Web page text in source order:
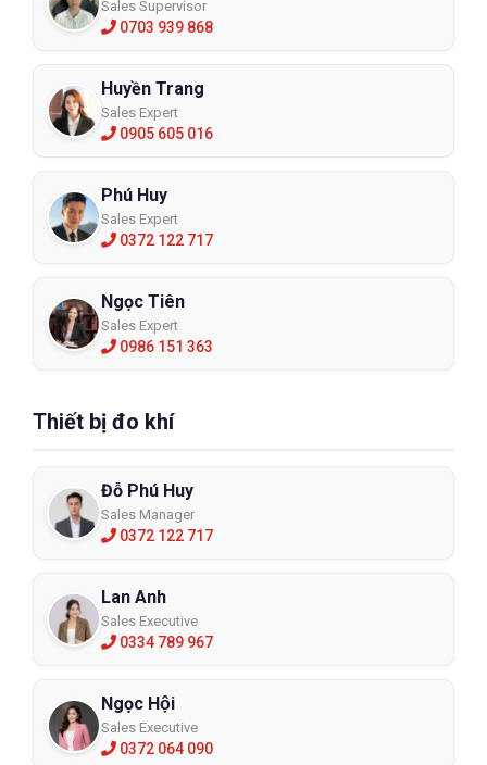
Sales Supervisor
0703 939 868
Huyền Trang
Sales Expert
0905 605 016
Phú Huy
Sales Expert
0372 122 717
Ngọc Tiên
Sales Expert
0986 151 363
Thiết bị đo khí
Đỗ Phú Huy
Sales Manager
0372 122 717
Lan Anh
Sales Executive
0334 789 967
Ngọc Hội
Sales Executive
0372 064 090